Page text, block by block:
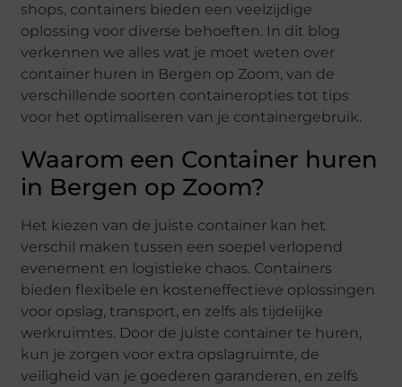
shops, containers bieden een veelzijdige
oplossing voor diverse behoeften. In dit blog
verkennen we alles wat je moet weten over
container huren in Bergen op Zoom, van de
verschillende soorten containeropties tot tips
voor het optimaliseren van je containergebruik.
Waarom een Container huren
in Bergen op Zoom?
Het kiezen van de juiste container kan het
verschil maken tussen een soepel verlopend
evenement en logistieke chaos. Containers
bieden flexibele en kosteneffectieve oplossingen
voor opslag, transport, en zelfs als tijdelijke
werkruimtes. Door de juiste container te huren,
kun je zorgen voor extra opslagruimte, de
veiligheid van je goederen garanderen, en zelfs